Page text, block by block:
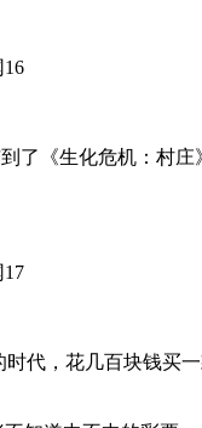
《生化危机：村庄
，花几百块钱买